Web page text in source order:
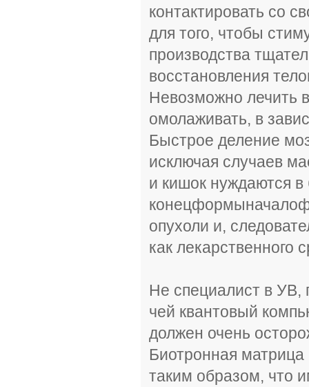
контактировать со
для того, чтобы
производства
восстановления
Невозможно лечить
омолаживать, в
Быстрое деление
исключая случаев
и кишок нуждаются
опухоли и,
как лекарственного
Не специалист в УВ,
чей квантовый
должен очень
Биотронная матрица
таким образом, что